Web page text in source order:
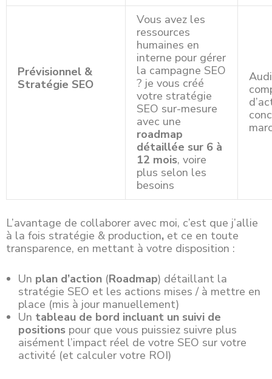
Prévisionnel &
Stratégie SEO
Vous avez les
ressources
humaines en
interne pour gérer
la campagne SEO
? je vous créé
votre stratégie
SEO sur-mesure
avec une
roadmap
détaillée sur 6 à
12 mois, voire
plus selon les
besoins
L’avantage de collaborer avec moi, c’est que j’allie
à la fois stratégie & production, et ce en toute
transparence, en mettant à votre disposition :
Un plan d’action (Roadmap) détaillant la
stratégie SEO et les actions mises / à mettre en
place (mis à jour manuellement)
Un tableau de bord incluant un suivi de
positions pour que vous puissiez suivre plus
aisément l’impact réel de votre SEO sur votre
activité (et calculer votre ROI)